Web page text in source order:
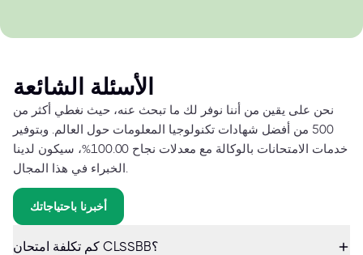
الأسئلة الشائعة
نحن على يقين من أننا نوفر لك ما تبحث عنه، حيث نغطي أكثر من
500 من أفضل شهادات تكنولوجيا المعلومات حول العالم. وبتوفير
خدمات الامتحانات بالوكالة مع معدلات نجاح 100.00%، سيكون لدينا
الخبراء في هذا المجال.
أخبرنا باحتياجاتك
كم تكلفة امتحان CLSSBB؟